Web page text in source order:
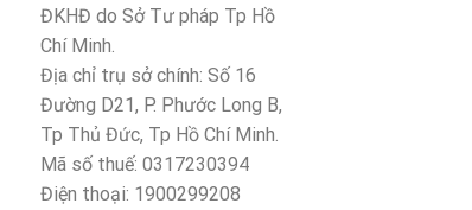
ĐKHĐ do Sở Tư pháp Tp Hồ
Chí Minh.
Địa chỉ trụ sở chính: Số 16
Đường D21, P. Phước Long B,
Tp Thủ Đức, Tp Hồ Chí Minh.
Mã số thuế: 0317230394
Điện thoại: 1900299208